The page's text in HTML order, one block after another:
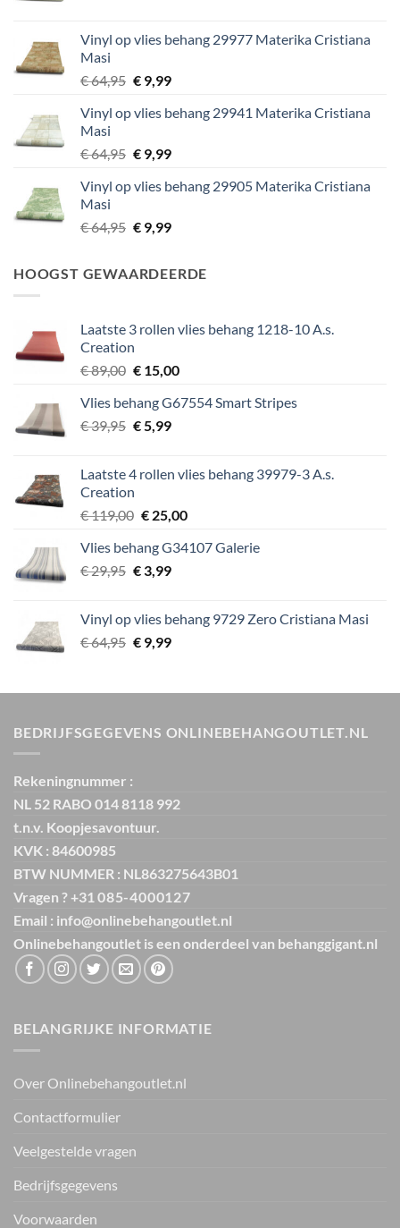
€ 29,95.€ 5,99.
Vinyl op vlies behang 29977 Materika Cristiana
Masi
€64,95 Oorspronkelijke
was:
€9,99Huidige
is:
Vinyl op vlies behang 29941 Materika Cristiana
Masi
€64,95 Oorspronkelijke
was:
€9,99Huidige
is:
Vinyl op vlies behang 29905 Materika Cristiana
Masi
€64,95 Oorspronkelijke
€ 64,95.
€9,99Huidige
€ 9,99.
HOOGST GEWAARDEERDE
Laatste 3 rollen vlies behang 1218-10 A.s.
Creation
€89,00 Oorspronkelijke
was:
€ 89,00.
€15,00Huidige
is:
Vlies behang G67554 Smart Stripes
€39,95 Oorspronkelijke
€ 39,95.
€5,99Huidige
€ 5,99.
Laatste 4 rollen vlies behang 39979-3 A.s.
Creation
€119,00 Oorspronkelijke
was:
€ 119,00.
€25,00Huidige
is:
Vlies behang G34107 Galerie
€29,95 Oorspronkelijke
€ 29,95.
€3,99Huidige
€ 3,99.
Vinyl op vlies behang 9729 Zero Cristiana Masi
€64,95 Oorspronkelijke
€ 64,95.
€9,99Huidige
€ 9,99.
BEDRIJFSGEGEVENS ONLINEBEHANGOUTLET.NL
Rekeningnummer :
NL 52 RABO 014 8118 992
t.n.v. Koopjesavontuur.
KVK : 84600985
BTW NUMMER : NL863275643B01
Vragen ? +31 085-4000127
Email : info@onlinebehangoutlet.nl
Onlinebehangoutlet is een onderdeel van behanggigant.nl
BELANGRIJKE INFORMATIE
Over Onlinebehangoutlet.nl
Contactformulier
Veelgestelde vragen
Bedrijfsgegevens
Voorwaarden